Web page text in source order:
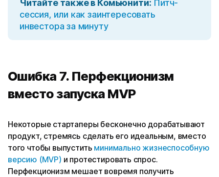
Читайте также в Комьюнити: Питч-
сессия, или как заинтересовать
инвестора за минуту
Ошибка 7. Перфекционизм
вместо запуска MVP
Некоторые стартаперы бесконечно дорабатывают
продукт, стремясь сделать его идеальным, вместо
того чтобы выпустить минимально жизнеспособную
версию (MVP) и протестировать спрос.
Перфекционизм мешает вовремя получить